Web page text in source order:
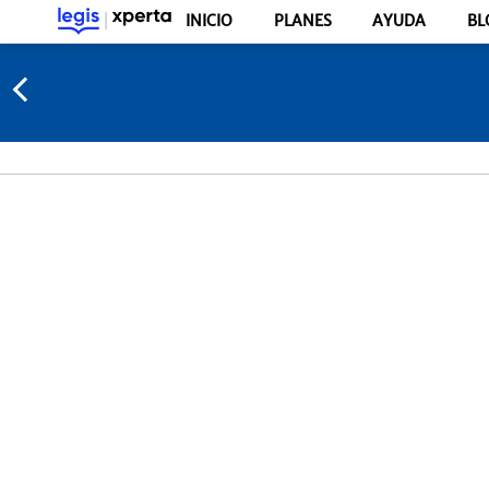
INICIO PLANES AYUDA